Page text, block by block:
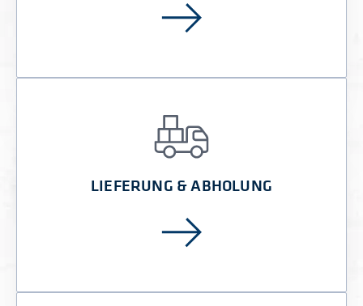
LIEFERUNG & ABHOLUNG